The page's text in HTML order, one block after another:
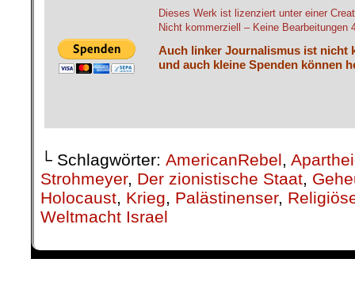
Dieses Werk ist lizenziert unter einer
Nicht kommerziell – Keine Bearbeitungen
Auch linker Journalismus ist nicht
und auch kleine Spenden können
└ Schlagwörter:AmericanRebel
Holocaust,Krieg,Palästinenser,